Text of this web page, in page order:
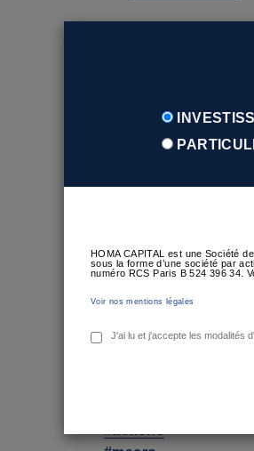
marque-t-il la fin du
La France reste
durable est-elle en
Bonne lecture !
Lionel Tangy-Malca
#fixedincome
HOMA CAPITAL est une Société
sous la forme d’une société par
numéro RCS Paris B 524 396 34.
Voir nos mentions légales
J'ai lu et j'accepte les modalités